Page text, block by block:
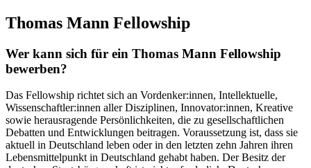
Thomas Mann Fellowship
Wer kann sich für ein Thomas Mann Fellowship
bewerben?
Das Fellowship richtet sich an Vordenker:innen, Intellektuelle,
Wissenschaftler:innen aller Disziplinen, Innovator:innen, Kreative
sowie herausragende Persönlichkeiten, die zu gesellschaftlichen
Debatten und Entwicklungen beitragen. Voraussetzung ist, dass sie
aktuell in Deutschland leben oder in den letzten zehn Jahren ihren
Lebensmittelpunkt in Deutschland gehabt haben. Der Besitz der